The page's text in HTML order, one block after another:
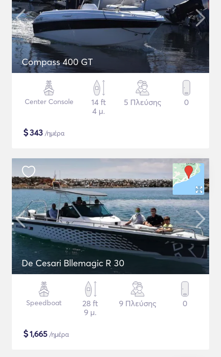
Compass 400 GT
Center Console
14 ft
4 μ.
5 Πλεύσης 0
$343 /ημέρα
De Cesari Bllemagic R 30
Speedboat
28 ft
9 μ.
9 Πλεύσης 0
$1,665 /ημέρα